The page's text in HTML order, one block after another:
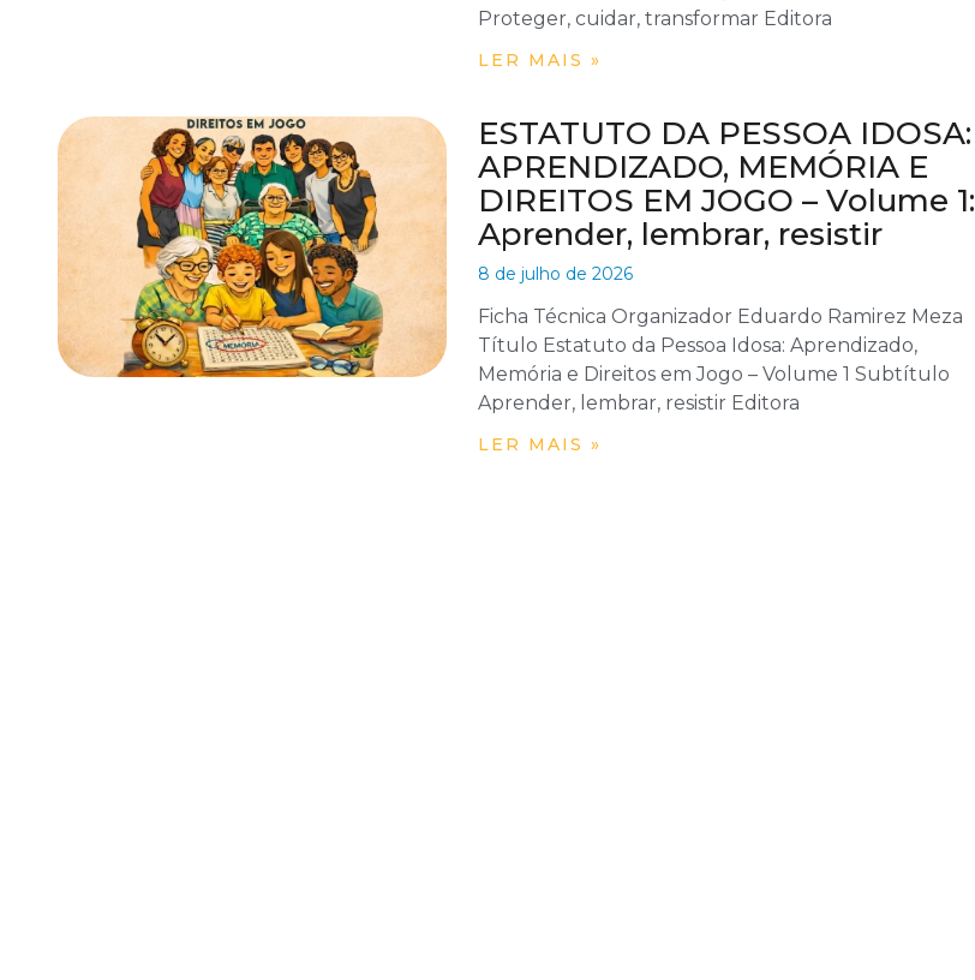
Proteger, cuidar, transformar Editora
LER MAIS »
ESTATUTO DA PESSOA IDOSA:
APRENDIZADO, MEMÓRIA E
DIREITOS EM JOGO – Volume 1:
Aprender, lembrar, resistir
8 de julho de 2026
Ficha Técnica Organizador Eduardo Ramirez Meza
Título Estatuto da Pessoa Idosa: Aprendizado,
Memória e Direitos em Jogo – Volume 1 Subtítulo
Aprender, lembrar, resistir Editora
LER MAIS »